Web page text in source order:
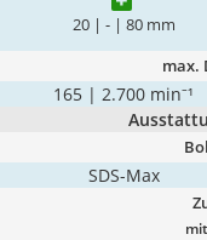
20 | - | 80 mm
max.
165 | 2.700 min⁻¹
SDS-Max